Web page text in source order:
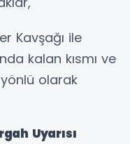
Kavşağı ile
kalan kısmı ve
olarak
Uyarısı